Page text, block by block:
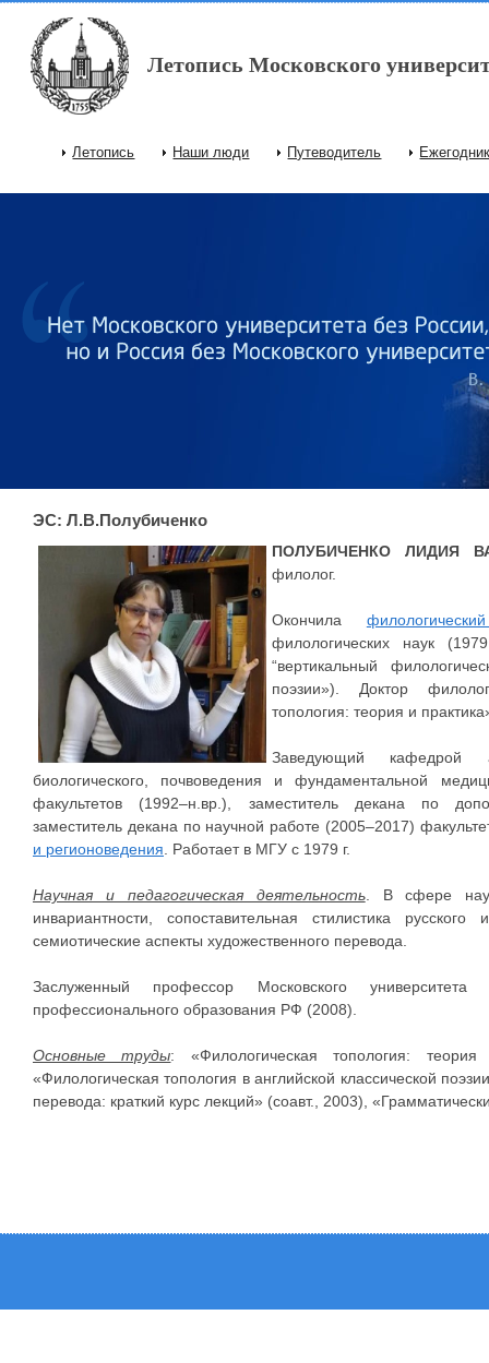
Перейти к основному содержанию
Летопись Московского
Главное меню
Летопись Наши люди Путеводитель
ЭС: Л.В.Полубиченко
ПОЛУБИЧЕНКО ЛИДИЯ
филолог.
Окончила
филологических наук
“вертикальный
поэзии»). Доктор
топология: теория и
Заведующий кафедрой
биологического, почвоведения и фундаментальной
факультетов (1992–н.вр.), заместитель декана по
заместитель декана по научной работе (2005–2017)
и регионоведения . Работает в МГУ с 1979 г.
Научная и педагогическая деятельность. В сфере
инвариантности, сопоставительная стилистика
семиотические аспекты художественного перевода.
Заслуженный профессор Московского
профессионального образования РФ (2008).
Основные труды: «Филологическая топология:
«Филологическая топология в английской классической
перевода: краткий курс лекций» (соавт., 2003),